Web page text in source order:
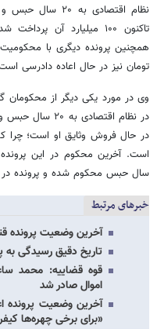
تاکنون ۱۰۰ میلیارد
تومان نیز در حال اعاده دادرسی
وی در مورد یکی دیگر از محکومان
در حال فروش وثایق او است؛ چرا
سال حبس محکوم شده و پرونده در
خبرهای مرتبط
آخرین وضعیت پرونده
تاریخ دقیق رسیدگی
قوه قضاییه: محمد
اموال صادر شد
آخرین وضعیت پرونده
«برای برخی چهره‌ها